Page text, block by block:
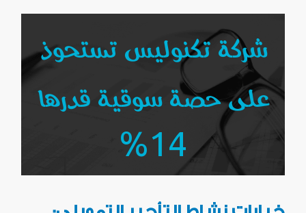
شركة تكنوليس تستحوذ
على حصة سوقية قدرها
14%